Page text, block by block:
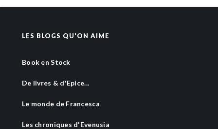
LES BLOGS QU'ON AIME
Book en Stock
De livres & d'Epice...
Le monde de Francesca
Les chroniques d'Evenusia